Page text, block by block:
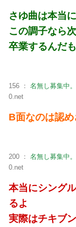
さゆ曲は本当
この調子なら
卒業するんだ
156 ： 名無し募集中
0.net
B面なのは認
200 ： 名無し募集中
0.net
本当にシング
るよ
実際はチキブ